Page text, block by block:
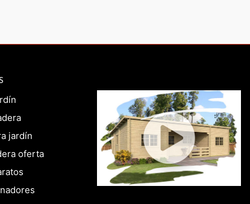
jardín
oferta